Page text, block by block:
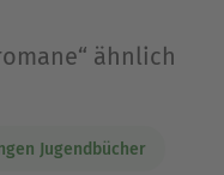
ähnlich
Jugendbücher